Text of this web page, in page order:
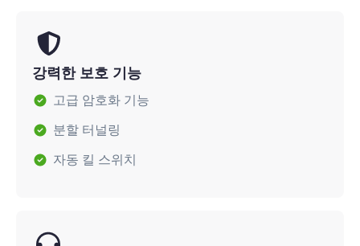
강력한 보호 기능
고급 암호화 기능
분할 터널링
자동 킬 스위치